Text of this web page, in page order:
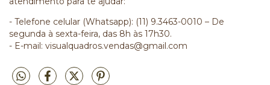
- Telefone celular (Whatsapp): (11) 9.3463-0010 – De
segunda à sexta-feira, das 8h às 17h30.
- E-mail: visualquadros.vendas@gmail.com